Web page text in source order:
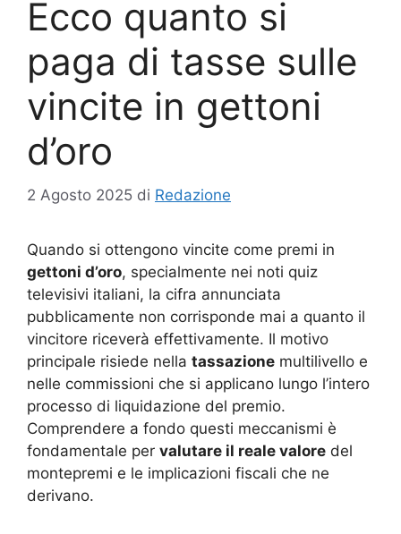
Ecco quanto si
paga di tasse sulle
vincite in gettoni
d’oro
2 Agosto 2025 di Redazione
Quando si ottengono vincite come premi in
gettoni d’oro, specialmente nei noti quiz
televisivi italiani, la cifra annunciata
pubblicamente non corrisponde mai a quanto il
vincitore riceverà effettivamente. Il motivo
principale risiede nella tassazione multilivello e
nelle commissioni che si applicano lungo l’intero
processo di liquidazione del premio.
Comprendere a fondo questi meccanismi è
fondamentale per valutare il reale valore del
montepremi e le implicazioni fiscali che ne
derivano.